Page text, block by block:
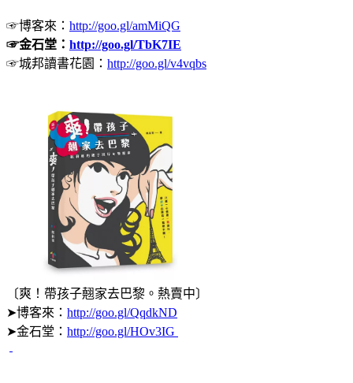
☞博客來： http://goo.gl/amMiQG
☞金石堂： http://goo.gl/TbK7IE
☞城邦讀書花園： http://goo.gl/v4vqbs
〔爽！帶孩子翹家去巴黎。熱賣中〕
➤博客來： http://goo.gl/QqdkND
➤金石堂： http://goo.gl/HOv3IG